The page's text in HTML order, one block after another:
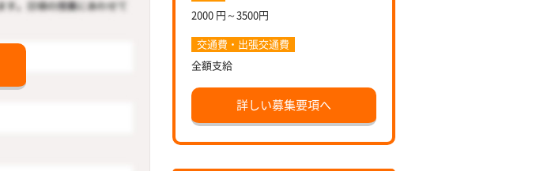
2000 円～3500円
交通費・出張交通費
全額支給
詳しい募集要項へ